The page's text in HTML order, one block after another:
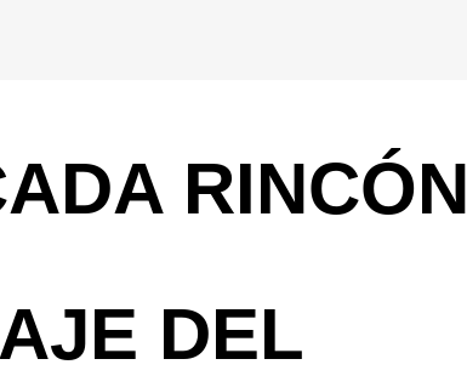
RINCÓN
DEL